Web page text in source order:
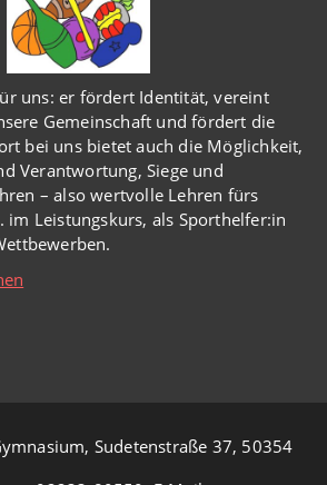
uns: er fördert Identität, vereint
Gemeinschaft und fördert die
bei uns bietet auch die Möglichkeit,
Verantwortung, Siege und
– also wertvolle Lehren fürs
im Leistungskurs, als Sporthelfer:in
Sudetenstraße 37, 50354